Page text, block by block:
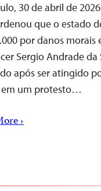
30 de abril de
que o estado
por danos
Sergio Andrade
após ser atingido
em um protesto…
›